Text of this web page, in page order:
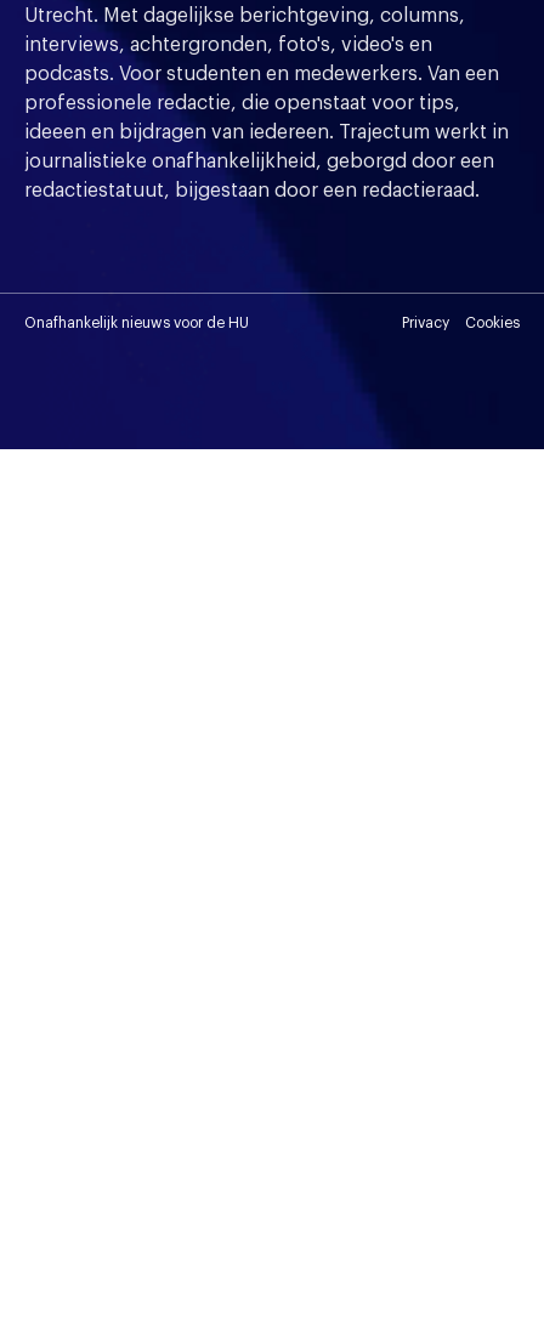
Utrecht. Met dagelijkse berichtgeving, columns,
interviews, achtergronden, foto's, video's en
podcasts. Voor studenten en medewerkers. Van een
professionele redactie, die openstaat voor tips,
ideeen en bijdragen van iedereen. Trajectum werkt in
journalistieke onafhankelijkheid, geborgd door een
redactiestatuut, bijgestaan door een redactieraad.
Onafhankelijk nieuws voor de HU Privacy Cookies